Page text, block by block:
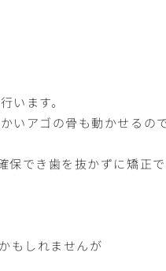
います。
いアゴの骨も動かせるの
保でき歯を抜かずに矯正
もしれませんが